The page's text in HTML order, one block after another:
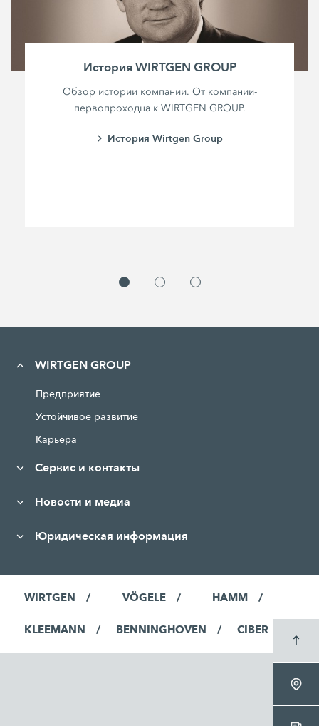
История WIRTGEN GROUP
Обзор истории компании. От компании-
первопроходца к WIRTGEN GROUP.
История Wirtgen Group
WIRTGEN GROUP
Предприятие
Устойчивое развитие
Карьера
Сервис и контакты
Новости и медиа
Юридическая информация
WIRTGEN VÖGELE HAMM
KLEEMANN BENNINGHOVEN CIBER